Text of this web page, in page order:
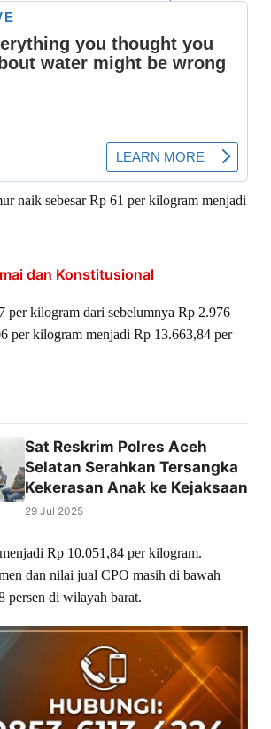
naik sebesar Rp 61 per kilogram menjadi
dan Konstitusional
per kilogram dari sebelumnya Rp 2.976
per kilogram menjadi Rp 13.663,84 per
Sat Reskrim Polres Aceh
Selatan Serahkan Tersangka
Kekerasan Anak ke Kejaksaan
29 Jul 2025
Rp 10.051,84 per kilogram.
dan nilai jual CPO masih di bawah
persen di wilayah barat.